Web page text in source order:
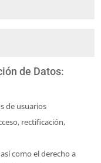
de Datos:
de usuarios
rectificación,
como el derecho a